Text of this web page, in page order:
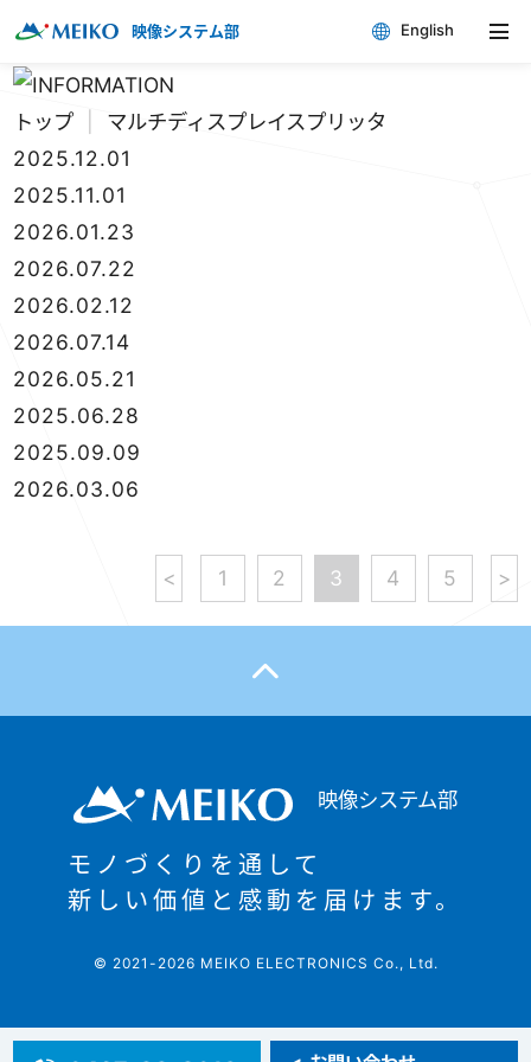
映像システム部 English
トップ
マルチディスプレイスプリッタ
2025.12.01
2025.11.01
2026.01.23
2026.07.22
2026.02.12
2026.07.14
2026.05.21
2025.06.28
2025.09.09
2026.03.06
< 1 2 3 4 5 >
映像システム部
モノづくりを通して
新しい価値と感動を届けます。
© 2021-2026 MEIKO ELECTRONICS Co., Ltd.